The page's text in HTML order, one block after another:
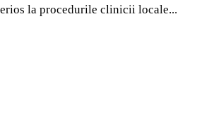
la procedurile clinicii locale...